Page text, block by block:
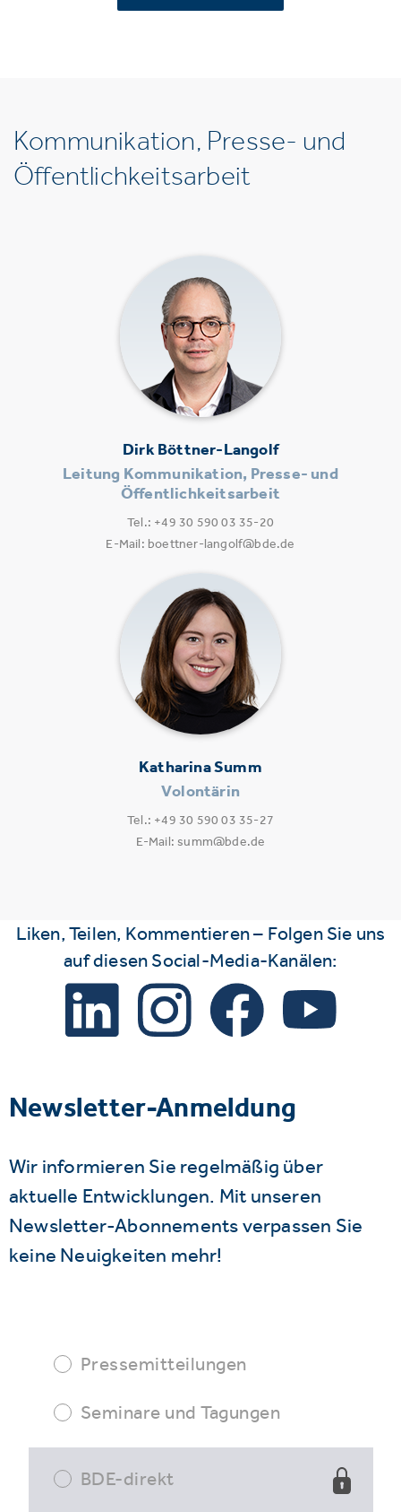
Kommunikation, Presse- und
Öffentlichkeitsarbeit
Dirk Böttner-Langolf
Leitung Kommunikation, Presse- und
Öffentlichkeitsarbeit
Tel.: +49 30 590 03 35-20
E-Mail: boettner-langolf@bde.de
Katharina Summ
Volontärin
Tel.: +49 30 590 03 35-27
E-Mail: summ@bde.de
Liken, Teilen, Kommentieren – Folgen Sie uns
auf diesen Social-Media-Kanälen:
Newsletter-Anmeldung
Wir informieren Sie regelmäßig über
aktuelle Entwicklungen. Mit unseren
Newsletter-Abonnements verpassen Sie
keine Neuigkeiten mehr!
Pressemitteilungen
Seminare und Tagungen
BDE-direkt